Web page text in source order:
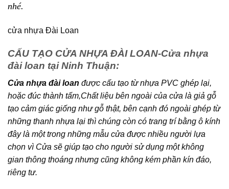
nhé.
cửa nhựa Đài Loan
CẤU TẠO CỬA NHỰA ĐÀI LOAN-Cửa nhựa
đài loan tại Ninh Thuận:
Cửa nhựa đài loan được cấu tạo từ nhựa PVC ghép lại,
hoặc đúc thành tấm,Chất liệu bên ngoài của cửa là giả gỗ
tạo cảm giác giống như gỗ thật, bên cạnh đó ngoài ghép từ
những thanh nhựa lại thì chúng còn có trang trí bằng ô kính
đây là một trong những mẫu cửa được nhiều người lựa
chọn vì Cửa sẽ giúp tạo cho người sử dụng một không
gian thông thoáng nhưng cũng không kém phần kín đáo,
riêng tư.